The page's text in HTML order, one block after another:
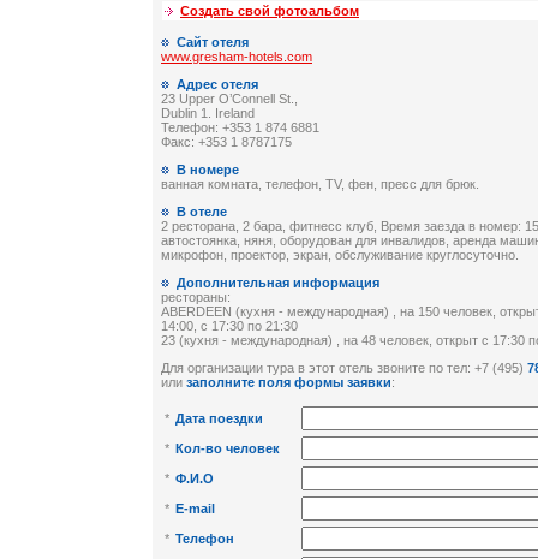
Создать свой фотоальбом
Сайт отеля
www.gresham-hotels.com
Адрес отеля
23 Upper O’Connell St.,
Dublin 1. Ireland
Телефон: +353 1 874 6881
Факс: +353 1 8787175
В номере
ванная комната, телефон, TV, фен, пресс для брюк.
В отеле
2 ресторана, 2 бара, фитнесс клуб, Время заезда в номер:
автостоянка, няня, оборудован для инвалидов, аренда
микрофон, проектор, экран, обслуживание круглосуточно.
Дополнительная информация
рестораны:
ABERDEEN (кухня - международная) , на 150 человек,
14:00, c 17:30 по 21:30
23 (кухня - международная) , на 48 человек, открыт c 17:30
Для организации тура в этот отель звоните по тел: +7 (495)
или заполните поля формы заявки:
* Дата поездки
* Кол-во человек
* Ф.И.О
* E-mail
* Телефон